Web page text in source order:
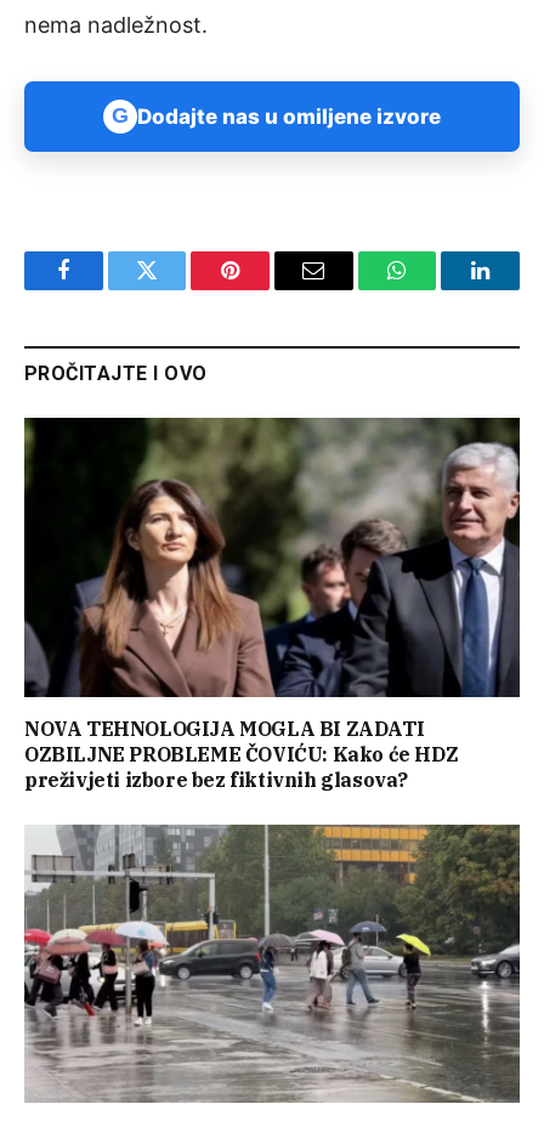
nema nadležnost.
G Dodajte nas u omiljene izvore
FacebookTwitter Pinterest Email WhatsApp
PROČITAJTE I OVO
NOVA TEHNOLOGIJA MOGLA BI ZADATI
OZBILJNE PROBLEME ČOVIĆU: Kako će HDZ
preživjeti izbore bez fiktivnih glasova?